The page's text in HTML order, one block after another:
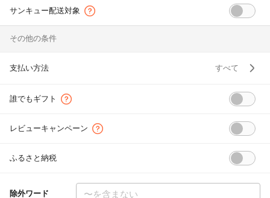
サンキュー配送対象
サンキュー配送とは
その他の条件
支払い方法 すべて
誰でもギフト
誰でもギフトとは
レビューキャンペーン
レビューキャンペーンとは
ふるさと納税
除外ワード